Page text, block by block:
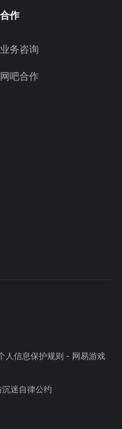
合作
业务咨询
网吧合作
人信息保护规则 - 网易游戏
迷自律公约